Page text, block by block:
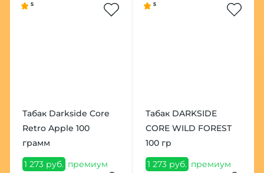
5
Табак Darkside Core
Retro Apple 100
грамм
1 273 руб. премиум
5
Табак DARKSIDE
CORE WILD FOREST
100 гр
1 273 руб. премиум